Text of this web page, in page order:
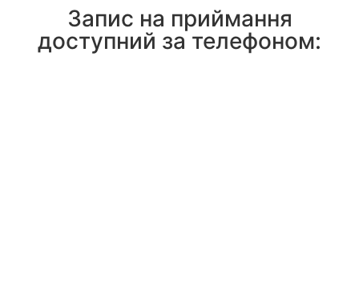
Запис на приймання
доступний за телефоном: